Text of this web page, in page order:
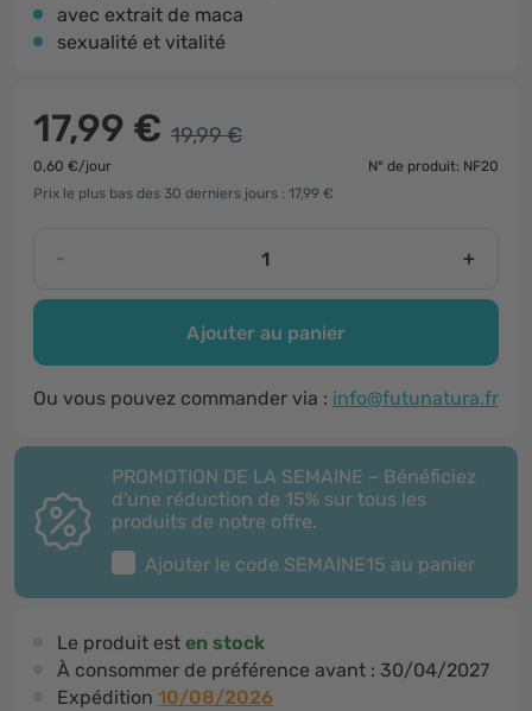
avec extrait de maca
sexualité et vitalité
17,99 € 19,99 €
0,60 €/jour
N° de produit: NF20
Prix le plus bas des 30 derniers jours : 17,99 €
- +
Ajouter au panier
Ou vous pouvez commander via : info@futunatura.fr
PROMOTION DE LA SEMAINE – Bénéficiez
d'une réduction de 15% sur tous les
produits de notre offre.
Ajouter le code SEMAINE15 au panier
Le produit est en stock
À consommer de préférence avant : 30/04/2027
Expédition 10/08/2026